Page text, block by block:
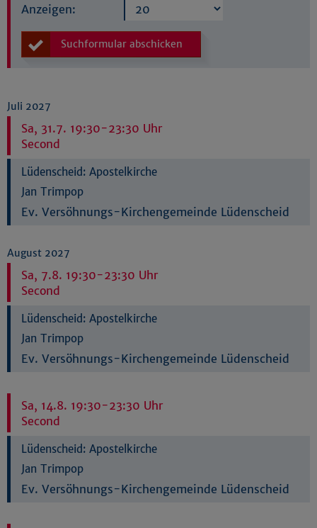
Anzeigen:
Suchformular abschicken
Juli 2027
Sa, 31.7. 19:30-23:30 Uhr
Second
Lüdenscheid: Apostelkirche
Jan Trimpop
Ev. Versöhnungs-Kirchengemeinde Lüdenscheid
August 2027
Sa, 7.8. 19:30-23:30 Uhr
Second
Lüdenscheid: Apostelkirche
Jan Trimpop
Ev. Versöhnungs-Kirchengemeinde Lüdenscheid
Sa, 14.8. 19:30-23:30 Uhr
Second
Lüdenscheid: Apostelkirche
Jan Trimpop
Ev. Versöhnungs-Kirchengemeinde Lüdenscheid